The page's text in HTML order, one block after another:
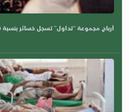
أرباح مجموعة “تداول” تسجل خسائر بنسبة 40 بالمئة